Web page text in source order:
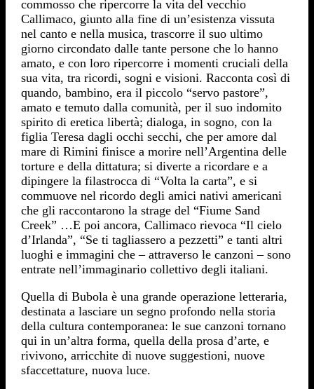
commosso che ripercorre la vita del vecchio
Callimaco, giunto alla fine di un’esistenza vissuta
nel canto e nella musica, trascorre il suo ultimo
giorno circondato dalle tante persone che lo hanno
amato, e con loro ripercorre i momenti cruciali della
sua vita, tra ricordi, sogni e visioni. Racconta così di
quando, bambino, era il piccolo “servo pastore”,
amato e temuto dalla comunità, per il suo indomito
spirito di eretica libertà; dialoga, in sogno, con la
figlia Teresa dagli occhi secchi, che per amore dal
mare di Rimini finisce a morire nell’Argentina delle
torture e della dittatura; si diverte a ricordare e a
dipingere la filastrocca di “Volta la carta”, e si
commuove nel ricordo degli amici nativi americani
che gli raccontarono la strage del “Fiume Sand
Creek” …E poi ancora, Callimaco rievoca “Il cielo
d’Irlanda”, “Se ti tagliassero a pezzetti” e tanti altri
luoghi e immagini che – attraverso le canzoni – sono
entrate nell’immaginario collettivo degli italiani.
Quella di Bubola è una grande operazione letteraria,
destinata a lasciare un segno profondo nella storia
della cultura contemporanea: le sue canzoni tornano
qui in un’altra forma, quella della prosa d’arte, e
rivivono, arricchite di nuove suggestioni, nuove
sfaccettature, nuova luce.